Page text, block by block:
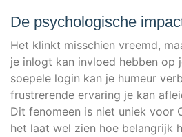
De psychologische
Het klinkt mis­schien vreemd,
je inlogt kan invloed heb­ben op
soe­pe­le log­in kan je humeur
frus­tre­ren­de erva­ring je kan
Dit fen­o­meen is niet uniek voor
het laat wel zien hoe belan­gri­jk